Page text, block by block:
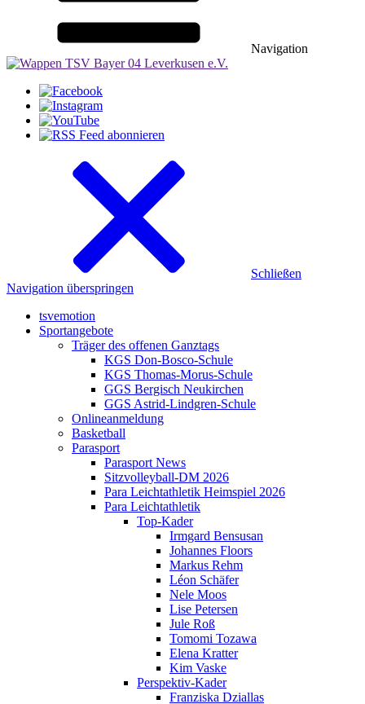
Navigation
Schließen
Navigation überspringen
tsvemotion
Sportangebote
Träger des offenen Ganztags
KGS Don-Bosco-Schule
KGS Thomas-Morus-Schule
GGS Bergisch Neukirchen
GGS Astrid-Lindgren-Schule
Onlineanmeldung
Basketball
Parasport
Parasport News
Sitzvolleyball-DM 2026
Para Leichtathletik Heimspiel 2026
Para Leichtathletik
Top-Kader
Irmgard Bensusan
Johannes Floors
Markus Rehm
Léon Schäfer
Nele Moos
Lise Petersen
Jule Roß
Tomomi Tozawa
Elena Kratter
Kim Vaske
Perspektiv-Kader
Franziska Dziallas